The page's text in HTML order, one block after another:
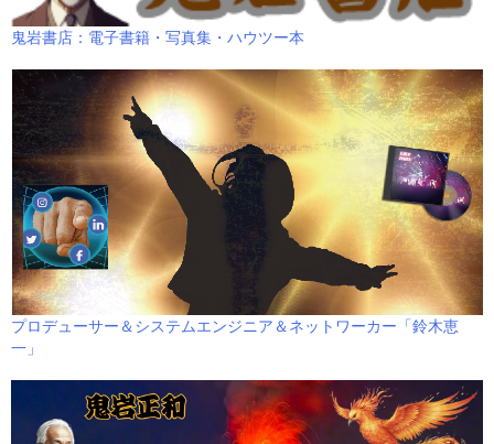
鬼岩書店：電子書籍・写真集・ハウツー本
プロデューサー＆システムエンジニア＆ネットワーカー「鈴木恵
一」